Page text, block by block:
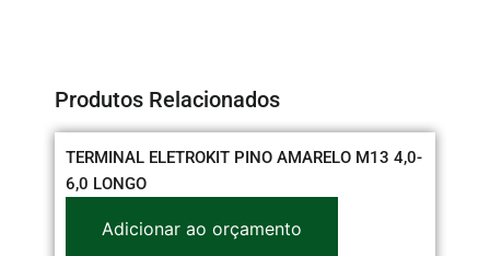
Produtos Relacionados
TERMINAL ELETROKIT PINO AMARELO M13 4,0-
6,0 LONGO
Adicionar ao orçamento